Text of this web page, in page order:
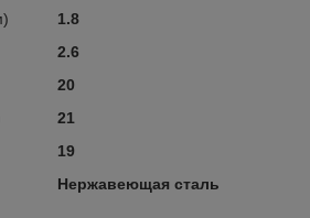
1.8
2.6
20
21
19
Нержавеющая сталь